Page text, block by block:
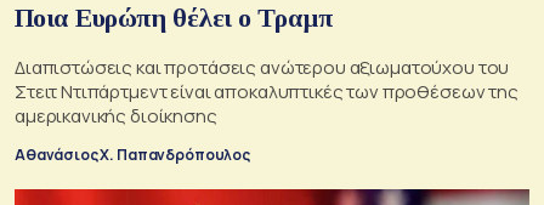
Ποια Ευρώπη θέλει ο Τραμπ
Διαπιστώσεις και προτάσεις ανώτερου αξιωματούχου του
Στειτ Ντιπάρτμεντ είναι αποκαλυπτικές των προθέσεων της
αμερικανικής διοίκησης
Αθανάσιος Χ. Παπανδρόπουλος